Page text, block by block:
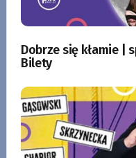
Dobrze się kłamie |
Bilety